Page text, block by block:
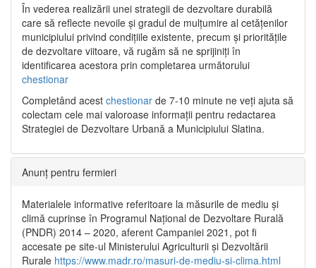
În vederea realizării unei strategii de dezvoltare durabilă
care să reflecte nevoile și gradul de mulțumire al cetățenilor
municipiului privind condițiile existente, precum și prioritățile
de dezvoltare viitoare, vă rugăm să ne sprijiniți în
identificarea acestora prin completarea următorului
chestionar
Completând acest chestionar de 7-10 minute ne veți ajuta să
colectam cele mai valoroase informații pentru redactarea
Strategiei de Dezvoltare Urbană a Municipiului Slatina.
Anunț pentru fermieri
Materialele informative referitoare la măsurile de mediu și
climă cuprinse în Programul Național de Dezvoltare Rurală
(PNDR) 2014 – 2020, aferent Campaniei 2021, pot fi
accesate pe site-ul Ministerului Agriculturii și Dezvoltării
Rurale https://www.madr.ro/masuri-de-mediu-si-clima.html